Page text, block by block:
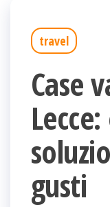
travel
Case
gusti